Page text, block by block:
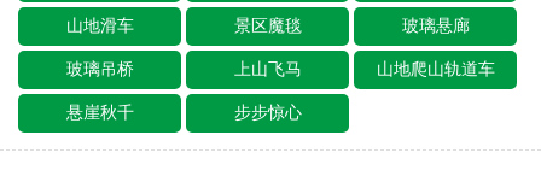
山地滑车 景区魔毯 玻璃悬廊
玻璃吊桥 上山飞马 山地爬山轨道车
悬崖秋千 步步惊心